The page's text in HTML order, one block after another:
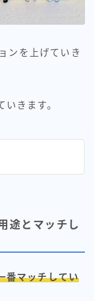
ンを上げていき
きます。
途とマッチし
番マッチしてい